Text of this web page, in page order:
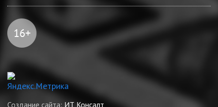
Создание сайта: ИТ Консалт